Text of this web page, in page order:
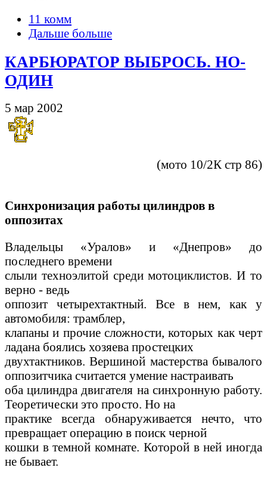
11 комм
Дальше больше
КАРБЮРАТОР ВЫБРОСЬ. НО-
ОДИН
5 мар 2002
(мото 10/2К стр 86)
Синхронизация работы цилиндров в
оппозитах
Владельцы «Уралов» и «Днепров» до
последнего времени
слыли техноэлитой среди мотоциклистов. И то
верно - ведь
оппозит четырехтактный. Все в нем, как у
автомобиля: трамблер,
клапаны и прочие сложности, которых как черт
ладана боялись хозяева простецких
двухтактников. Вершиной мастерства бывалого
оппозитчика считается умение настраивать
оба цилиндра двигателя на синхронную работу.
Теоретически это просто. Но на
практике всегда обнаруживается нечто, что
превращает операцию в поиск черной
кошки в темной комнате. Которой в ней иногда
не бывает.